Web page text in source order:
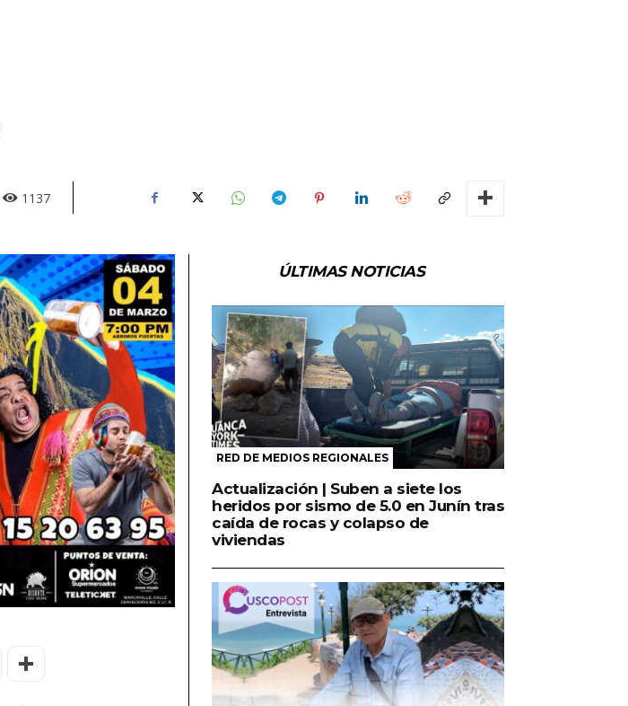
1137
ÚLTIMAS NOTICIAS
RED DE MEDIOS REGIONALES
Actualización | Suben a siete los
heridos por sismo de 5.0 en Junín tras
caída de rocas y colapso de
viviendas